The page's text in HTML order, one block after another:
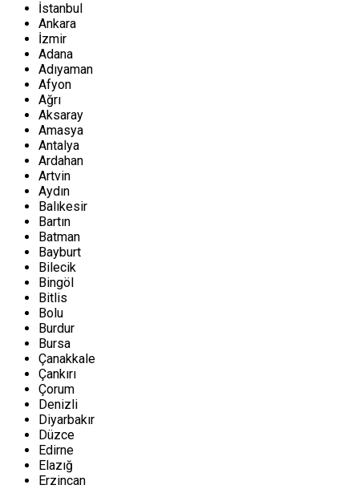
İstanbul
Ankara
İzmir
Adana
Adıyaman
Afyon
Ağrı
Aksaray
Amasya
Antalya
Ardahan
Artvin
Aydın
Balıkesir
Bartın
Batman
Bayburt
Bilecik
Bingöl
Bitlis
Bolu
Burdur
Bursa
Çanakkale
Çankırı
Çorum
Denizli
Diyarbakır
Düzce
Edirne
Elazığ
Erzincan